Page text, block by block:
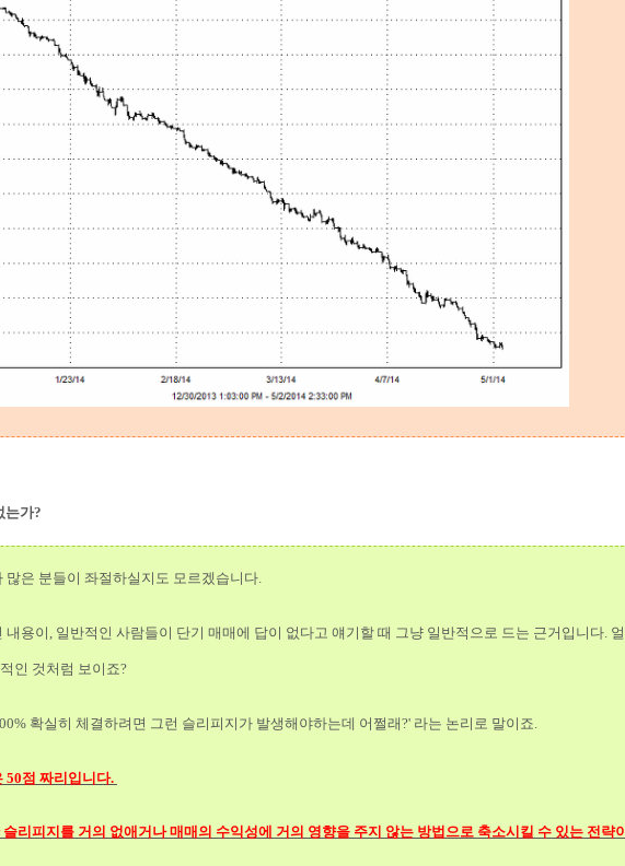
는가?
많은 분들이 좌절하실지도 모르겠습니다.
내용이, 일반적인 사람들이 단기 매매에 답이 없다고 얘기할 때 그냥 일반적으로 드는 근거입니다. 얼
인 것처럼 보이죠?
확실히 체결하려면 그런 슬리피지가 발생해야하는데 어쩔래?' 라는 논리로 말이죠.
50점 짜리입니다.
리피지를 거의 없애거나 매매의 수익성에 거의 영향을 주지 않는 방법으로 축소시킬 수 있는 전략이